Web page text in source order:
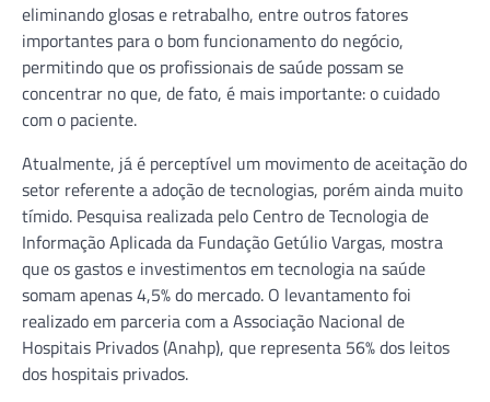
eliminando glosas e retrabalho, entre outros fatores
importantes para o bom funcionamento do negócio,
permitindo que os profissionais de saúde possam se
concentrar no que, de fato, é mais importante: o cuidado
com o paciente.
Atualmente, já é perceptível um movimento de aceitação do
setor referente a adoção de tecnologias, porém ainda muito
tímido. Pesquisa realizada pelo Centro de Tecnologia de
Informação Aplicada da Fundação Getúlio Vargas, mostra
que os gastos e investimentos em tecnologia na saúde
somam apenas 4,5% do mercado. O levantamento foi
realizado em parceria com a Associação Nacional de
Hospitais Privados (Anahp), que representa 56% dos leitos
dos hospitais privados.